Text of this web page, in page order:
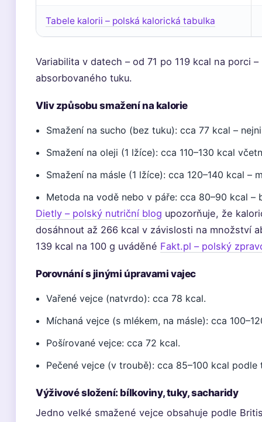
Tabele kalorii – polská kalorická tabulka
Variabilita v datech – od 71 po 119 kcal na porci
absorbovaného tuku.
Vliv způsobu smažení na kalorie
Smažení na sucho (bez tuku): cca 77 kcal –
Smažení na oleji (1 lžíce): cca 110–130 kcal
Smažení na másle (1 lžíce): cca 120–140 kcal –
Metoda na vodě nebo v páře: cca 80–90 kcal –
Dietly – polský nutriční blog upozorňuje, že
dosáhnout až 266 kcal v závislosti na množství
139 kcal na 100 g uváděné Fakt.pl – polský
Porovnání s jinými úpravami vajec
Vařené vejce (natvrdo): cca 78 kcal.
Míchaná vejce (s mlékem, na másle): cca
Pošírované vejce: cca 72 kcal.
Pečené vejce (v troubě): cca 85–100 kcal podle
Výživové složení: bílkoviny, tuky, sacharidy
Jedno velké smažené vejce obsahuje podle